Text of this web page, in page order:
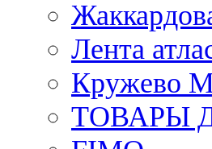
Лента
Кружево
ТОВАРЫ